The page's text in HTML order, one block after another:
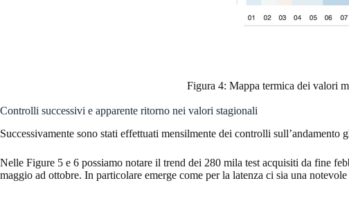
Figura 4: Mappa termica dei valori
Controlli successivi e apparente ritorno nei valori stagionali
Successivamente sono stati effettuati mensilmente dei controlli
Nelle Figure 5 e 6 possiamo notare il trend dei 280 mila test acquisiti da fine
maggio ad ottobre. In particolare emerge come per la latenza ci sia una